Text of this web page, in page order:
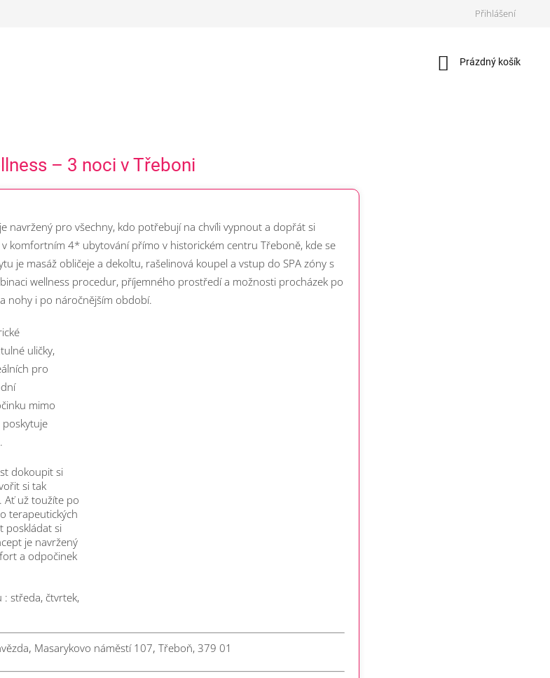
Přihlášení
Nákupní
Prázdný košík
– 3 noci v Třeboni
navržený pro všechny, kdo potřebují na chvíli vypnout a dopřát si
v komfortním 4* ubytování přímo v historickém centru Třeboně, kde se
je masáž obličeje a dekoltu, rašelinová koupel a vstup do SPA zóny s
wellness procedur, příjemného prostředí a možnosti procházek po
nohy i po náročnějším období.
uličky,
pro
mimo
dokoupit si
si tak
Ať už toužíte po
terapeutických
poskládat si
je navržený
a odpočinek
středa, čtvrtek,
, Masarykovo náměstí 107, Třeboň, 379 01